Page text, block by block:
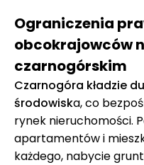
Ograniczenia
obcokrajowców
czarnogórskim
Czarnogóra kładzie
środowiska, co
rynek nieruchomości.
apartamentów i
każdego, nabycie